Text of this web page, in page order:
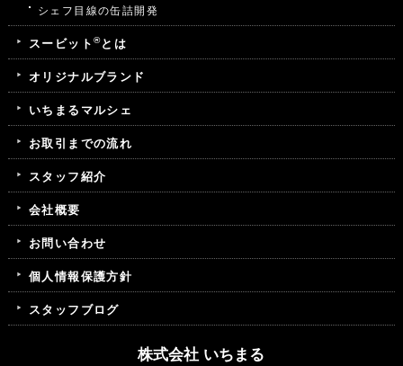
シェフ目線の缶詰開発
スービット ®とは
オリジナルブランド
いちまるマルシェ
お取引までの流れ
スタッフ紹介
会社概要
お問い合わせ
個人情報保護方針
スタッフブログ
株式会社 いちまる